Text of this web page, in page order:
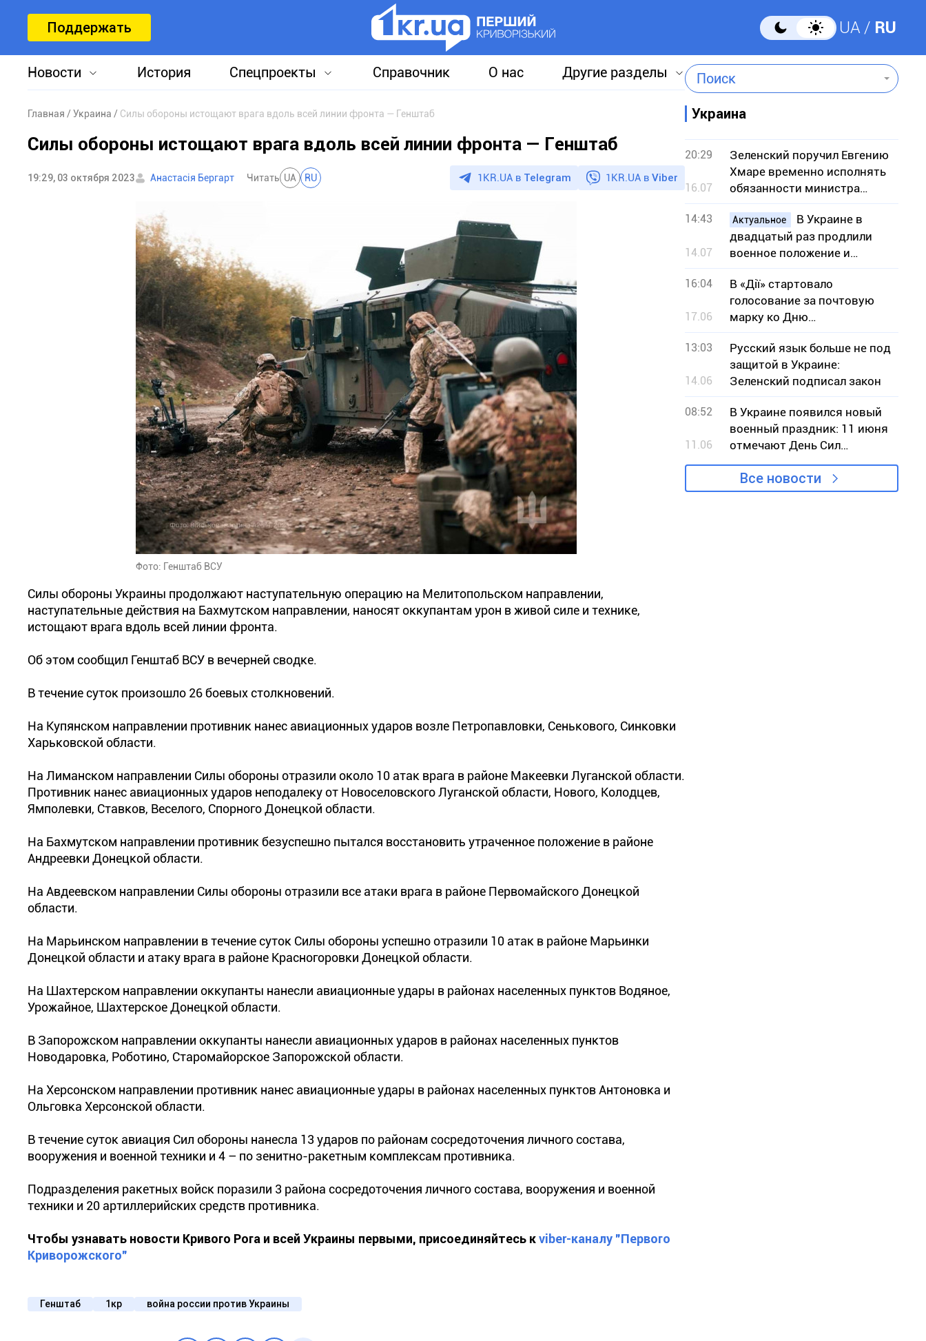
Поддержать UA RU
Новости История Спецпроекты Справочник О нас Другие разделы Поиск
Главная Украина Силы обороны истощают врага вдоль всей линии фронта — Генштаб
Силы обороны истощают врага вдоль всей линии фронта — Генштаб
19:29, 03 октября 2023 Анастасія Бергарт Читать UA RU 1KR.UA в Telegram 1KR.UA в Viber
Фото: Генштаб ВСУ
Силы обороны Украины продолжают наступательную операцию на Мелитопольском направлении,
наступательные действия на Бахмутском направлении, наносят оккупантам урон в живой силе и технике,
истощают врага вдоль всей линии фронта.
Об этом сообщил Генштаб ВСУ в вечерней сводке.
В течение суток произошло 26 боевых столкновений.
На Купянском направлении противник нанес авиационных ударов возле Петропавловки, Сенькового, Синковки
Харьковской области.
На Лиманском направлении Силы обороны отразили около 10 атак врага в районе Макеевки Луганской области.
Противник нанес авиационных ударов неподалеку от Новоселовского Луганской области, Нового, Колодцев,
Ямполевки, Ставков, Веселого, Спорного Донецкой области.
На Бахмутском направлении противник безуспешно пытался восстановить утраченное положение в районе
Андреевки Донецкой области.
На Авдеевском направлении Силы обороны отразили все атаки врага в районе Первомайского Донецкой
области.
На Марьинском направлении в течение суток Силы обороны успешно отразили 10 атак в районе Марьинки
Донецкой области и атаку врага в районе Красногоровки Донецкой области.
На Шахтерском направлении оккупанты нанесли авиационные удары в районах населенных пунктов Водяное,
Урожайное, Шахтерское Донецкой области.
В Запорожском направлении оккупанты нанесли авиационных ударов в районах населенных пунктов
Новодаровка, Роботино, Старомайорское Запорожской области.
На Херсонском направлении противник нанес авиационные удары в районах населенных пунктов Антоновка и
Ольговка Херсонской области.
В течение суток авиация Сил обороны нанесла 13 ударов по районам сосредоточения личного состава,
вооружения и военной техники и 4 – по зенитно-ракетным комплексам противника.
Подразделения ракетных войск поразили 3 района сосредоточения личного состава, вооружения и военной
техники и 20 артиллерийских средств противника.
Чтобы узнавать новости Кривого Рога и всей Украины первыми, присоединяйтесь кviber-каналу "Первого
Криворожского"
Генштаб 1кр война россии против Украины
Украина
20:29
16.07
Зеленский поручил Евгению
Хмаре временно исполнять
обязанности министра
обороны
14:43
14.07
Актуальное
В Украине в
двадцатый раз продлили
военное положение и
мобилизацию: на какой срок
16:04
17.06
В «Дії» стартовало
голосование за почтовую
марку ко Дню
Независимости Украины
13:03
14.06
Русский язык больше не под
защитой в Украине:
Зеленский подписал закон
08:52
11.06
В Украине появился новый
военный праздник: 11 июня
отмечают День Сил
беспилотных систем
Все новости